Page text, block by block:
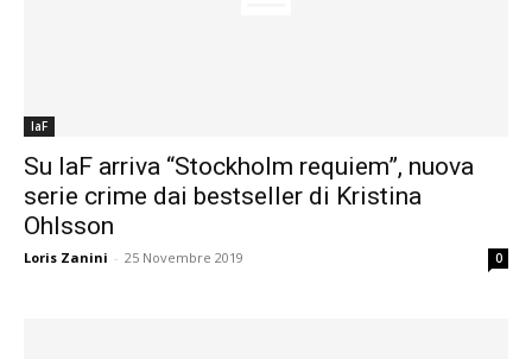
laF
Su laF arriva “Stockholm requiem”, nuova
serie crime dai bestseller di Kristina
Ohlsson
Loris Zanini - 25 Novembre 2019 0